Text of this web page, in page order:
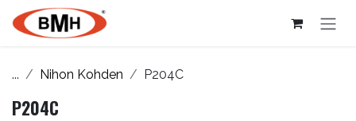
Ir al contenido
... Nihon Kohden P204C
P204C